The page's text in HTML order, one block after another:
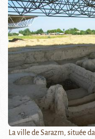
La ville de Sarazm, située